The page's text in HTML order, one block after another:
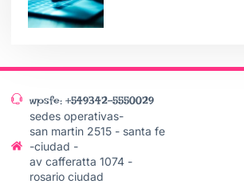
wpsfe: +549342-5550029
sedes operativas-
san martin 2515 - santa fe
-ciudad -
av cafferatta 1074 -
rosario ciudad